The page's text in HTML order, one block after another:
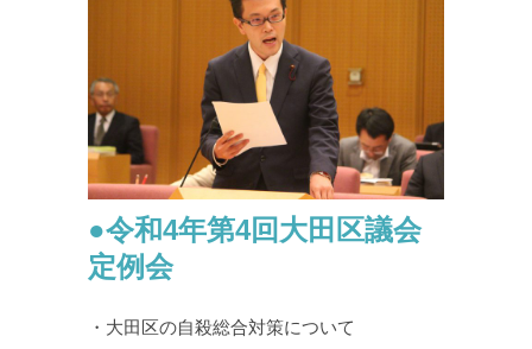
●令和4年第4回大田区議会
定例会
・大田区の自殺総合対策について